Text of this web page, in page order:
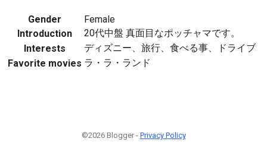
Gender
Female
Introduction
20代中盤 真面目なポッチャマです。
Interests
ディズニー、旅行、食べる事、ドライブ
Favorite movies ラ・ラ・ランド
©2026 Blogger - Privacy Policy